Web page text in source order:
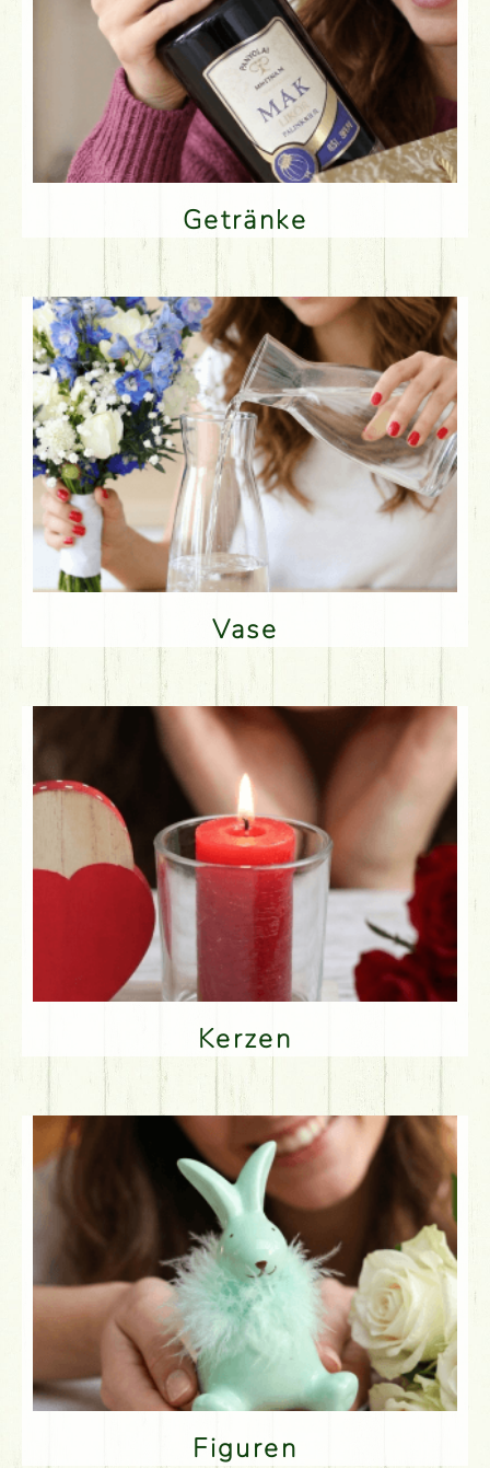
Getränke
Vase
Kerzen
Figuren